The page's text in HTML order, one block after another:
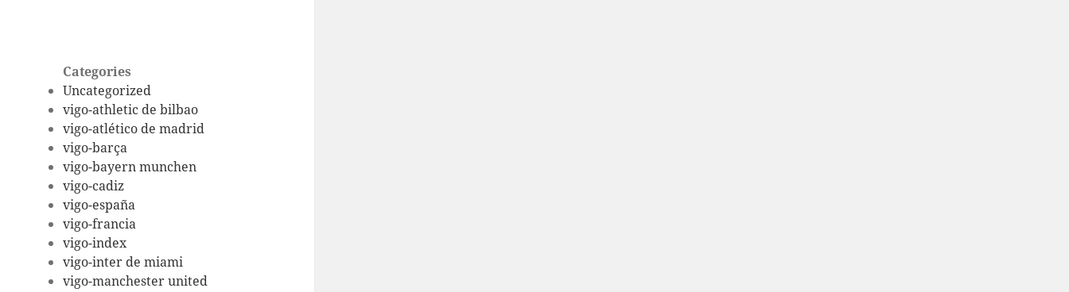
Categories
Uncategorized
vigo-athletic de bilbao
vigo-atlético de madrid
vigo-barça
vigo-bayern munchen
vigo-cadiz
vigo-españa
vigo-francia
vigo-index
vigo-inter de miami
vigo-manchester united